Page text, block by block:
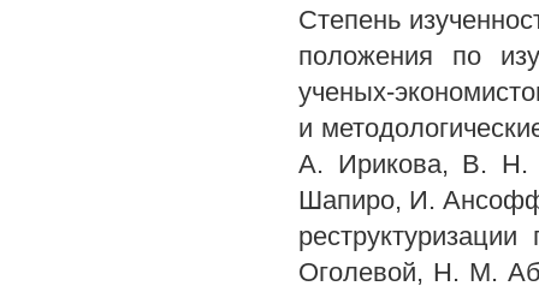
Степень
положения по
ученых-
и
А. Ирикова, В. Н.
Шапиро, И.
Оголевой, Н. М.